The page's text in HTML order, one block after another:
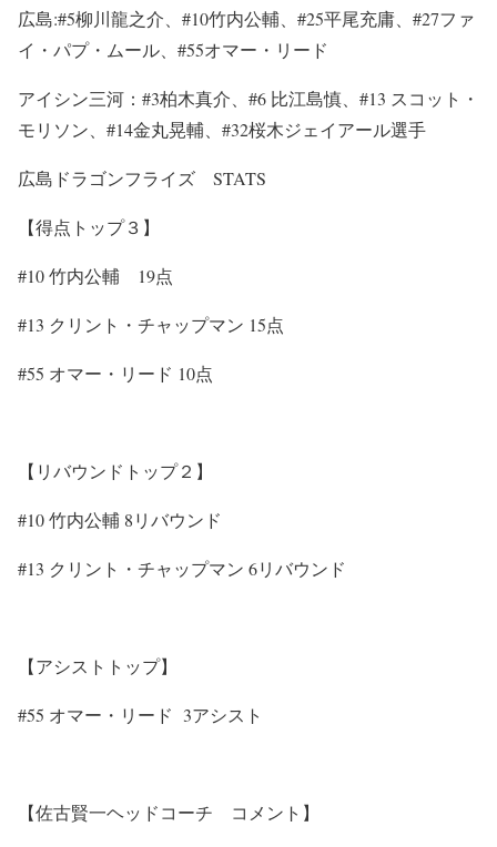
広島:#5柳川龍之介、#10竹内公輔、#25平尾充庸、#27ファ
イ・パプ・ムール、#55オマー・リード
アイシン三河：#3柏木真介、#6 比江島慎、#13 スコット・
モリソン、#14金丸晃輔、#32桜木ジェイアール選手
広島ドラゴンフライズ STATS
【得点トップ３】
#10 竹内公輔 19点
#13 クリント・チャップマン 15点
#55 オマー・リード 10点
【リバウンドトップ２】
#10 竹内公輔 8リバウンド
#13 クリント・チャップマン 6リバウンド
【アシストトップ】
#55 オマー・リード 3アシスト
【佐古賢一ヘッドコーチ コメント】